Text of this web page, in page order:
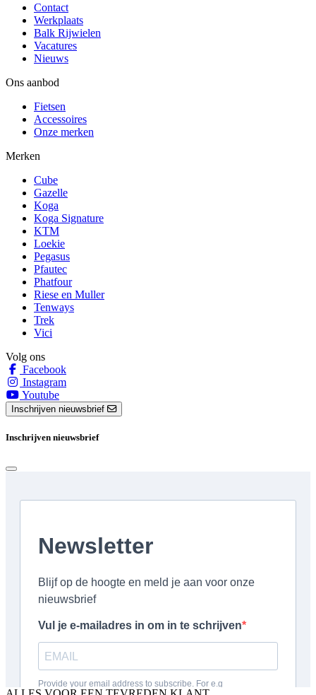
Contact
Werkplaats
Balk Rijwielen
Vacatures
Nieuws
Ons aanbod
Fietsen
Accessoires
Onze merken
Merken
Cube
Gazelle
Koga
Koga Signature
KTM
Loekie
Pegasus
Pfautec
Phatfour
Riese en Muller
Tenways
Trek
Vici
Volg ons
Facebook
Instagram
Youtube
Inschrijven nieuwsbrief
Inschrijven nieuwsbrief